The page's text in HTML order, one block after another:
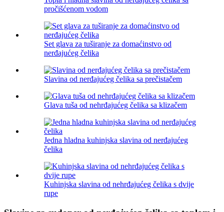
pročišćenom vodom
Set glava za tuširanje za domaćinstvo od
nerđajućeg čelika
Slavina od nerđajućeg čelika sa prečistačem
Glava tuša od nehrđajućeg čelika sa klizačem
Jedna hladna kuhinjska slavina od nerđajućeg
čelika
Kuhinjska slavina od nehrđajućeg čelika s dvije
rupe